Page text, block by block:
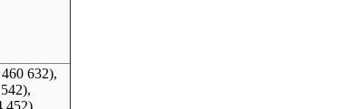
632),
452)